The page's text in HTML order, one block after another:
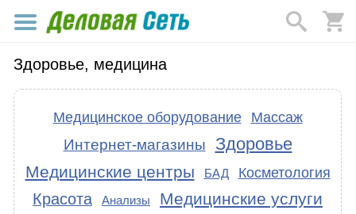
Здоровье, медицина
Медицинское оборудование Массаж
Интернет-магазины Здоровье
Медицинские центры БАД Косметология
Красота Анализы Медицинские услуги